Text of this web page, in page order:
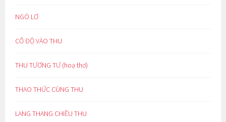
NGÓ LƠ
CỔ ĐỘ VÀO THU
THU TƯƠNG TƯ (hoạ thơ)
THAO THỨC CÙNG THU
LANG THANG CHIỀU THU